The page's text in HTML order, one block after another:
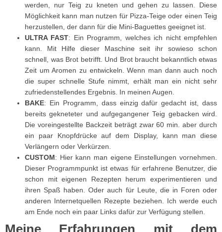
werden, nur Teig zu kneten und gehen zu lassen. Diese
Möglichkeit kann man nutzen für Pizza-Teige oder einen Teig
herzustellen, der dann für die Mini-Baguettes geeignet ist.
ULTRA FAST: Ein Programm, welches ich nicht empfehlen
kann. Mit Hilfe dieser Maschine seit ihr sowieso schon
schnell, was Brot betrifft. Und Brot braucht bekanntlich etwas
Zeit um Aromen zu entwickeln. Wenn man dann auch noch
die super schnelle Stufe nimmt, erhält man ein nicht sehr
zufriedenstellendes Ergebnis. In meinen Augen.
BAKE: Ein Programm, dass einzig dafür gedacht ist, dass
bereits gekneteter und aufgegangener Teig gebacken wird.
Die voreingestellte Backzeit beträgt zwar 60 min. aber durch
ein paar Knopfdrücke auf dem Display, kann man diese
Verlängern oder Verkürzen.
CUSTOM: Hier kann man eigene Einstellungen vornehmen.
Dieser Programmpunkt ist etwas für erfahrene Benutzer, die
schon mit eigenen Rezepten herum experimentieren und
ihren Spaß haben. Oder auch für Leute, die in Foren oder
anderen Internetquellen Rezepte beziehen. Ich werde euch
am Ende noch ein paar Links dafür zur Verfügung stellen.
Meine Erfahrungen mit dem